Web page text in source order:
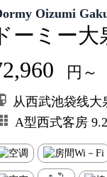
Oizumi
ーミー大
円～
从西武池袋线大
A型西式客房